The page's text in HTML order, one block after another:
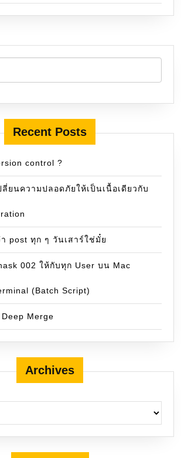
Recent Posts
control ?
ลี่ยนความปลอดภัยให้เป็นเนื้อเดียวกับ
post ทุก ๆ วันเสาร์ใช่มั๋ย
002 ให้กับทุก User บน Mac
(Batch Script)
Merge
Archives